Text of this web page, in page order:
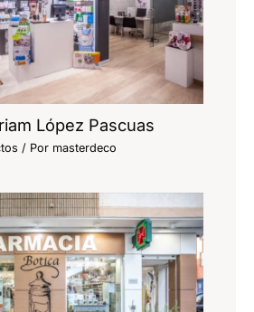
López Pascuas
/ Por masterdeco